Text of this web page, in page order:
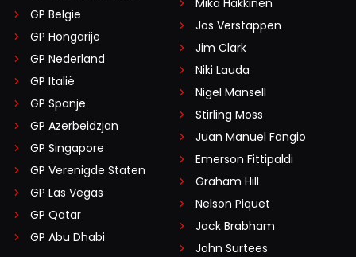
GP België
GP Hongarije
GP Nederland
GP Italië
GP Spanje
GP Azerbeidzjan
GP Singapore
GP Verenigde Staten
GP Las Vegas
GP Qatar
GP Abu Dhabi
Jos Verstappen
Jim Clark
Niki Lauda
Nigel Mansell
Stirling Moss
Juan Manuel Fangio
Emerson Fittipaldi
Graham Hill
Nelson Piquet
Jack Brabham
John Surtees